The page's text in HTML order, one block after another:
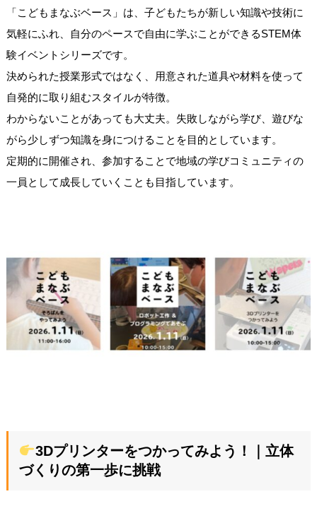
「こどもまなぶベース」は、子どもたちが新しい知識や技術に
気軽にふれ、自分のペースで自由に学ぶことができるSTEM体
験イベントシリーズです。
決められた授業形式ではなく、用意された道具や材料を使って
自発的に取り組むスタイルが特徴。
わからないことがあっても大丈夫。失敗しながら学び、遊びな
がら少しずつ知識を身につけることを目的としています。
定期的に開催され、参加することで地域の学びコミュニティの
一員として成長していくことも目指しています。
3Dプリンターをつかってみよう！｜立体
づくりの第一歩に挑戦